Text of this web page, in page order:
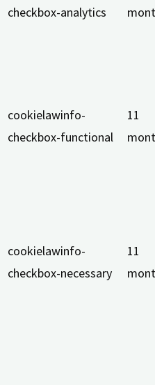
checkbox-analytics
cookielawinfo-
checkbox-functional
11
cookielawinfo-
checkbox-necessary
11